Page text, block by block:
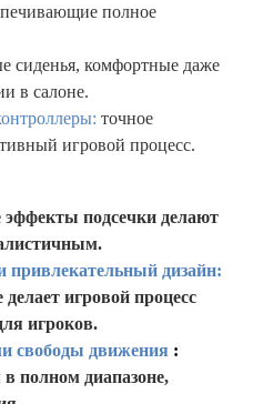
полное
сиденья, комфортные даже
в салоне.
точное
игровой процесс.
подсечки делают
привлекательный дизайн:
игровой процесс
игроков.
свободы движения :
полном диапазоне,